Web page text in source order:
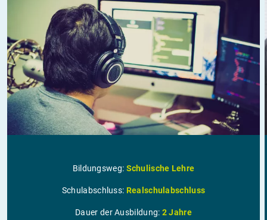
Bildungsweg: Schulische Lehre
Schulabschluss: Realschulabschluss
Dauer der Ausbildung: 2 Jahre